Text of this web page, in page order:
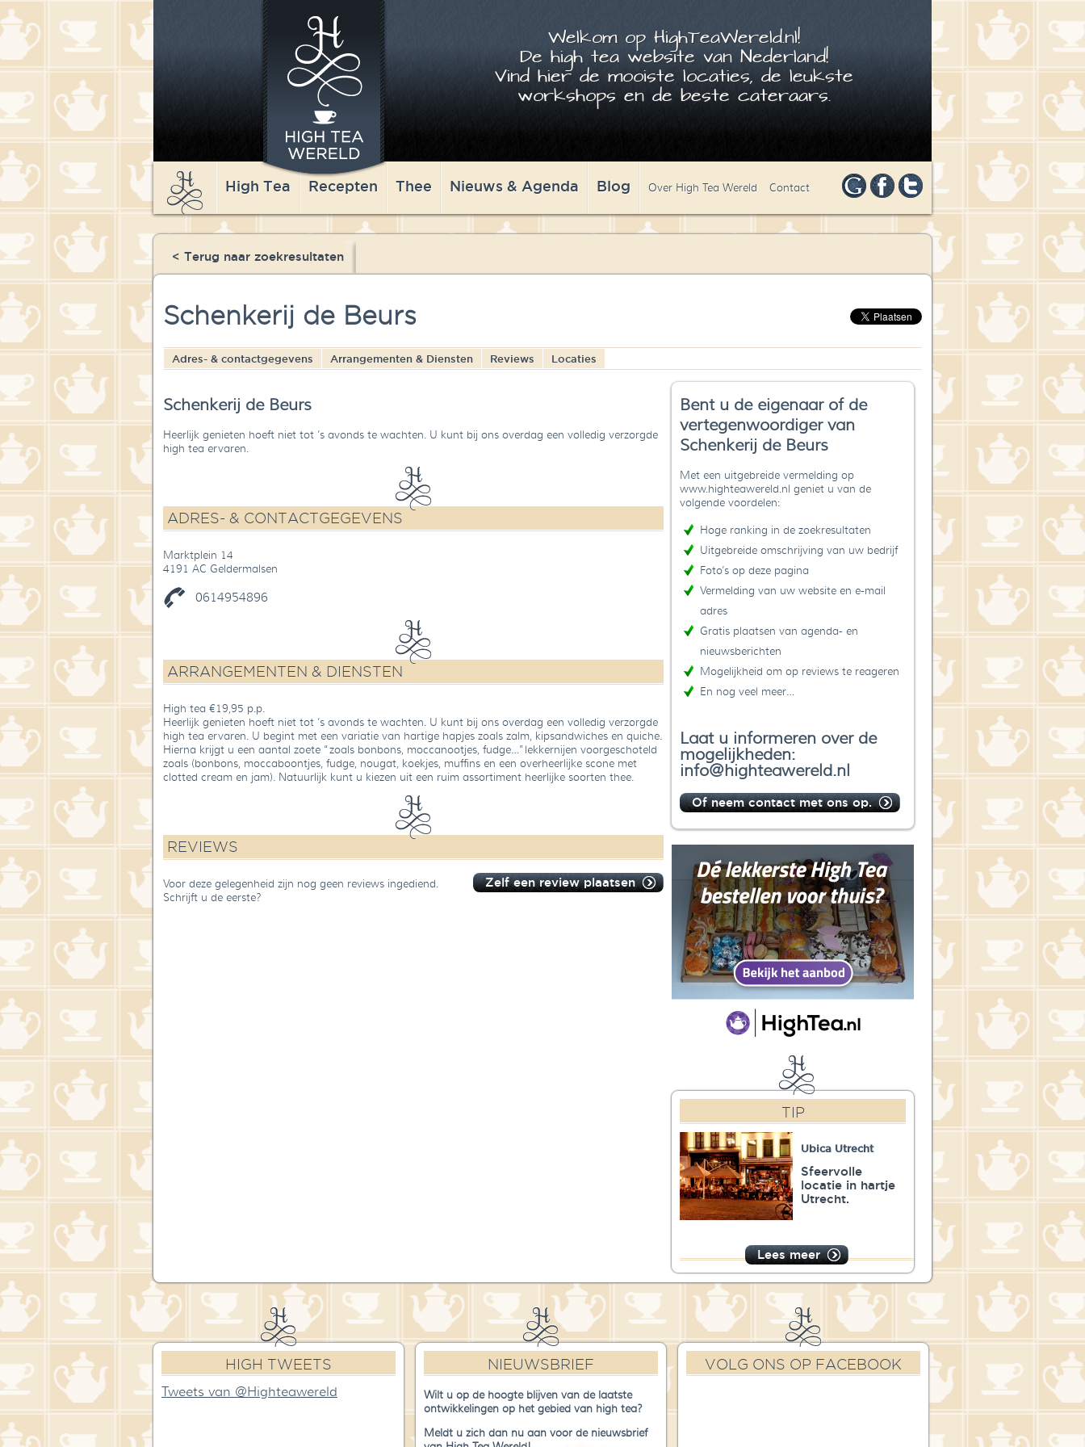
Welkom op HighTeaWereld.nl!
De high tea website van Nederland!
Vind hier de mooiste locaties, de leukste
workshops en de beste cateraars.
High Tea Recepten Thee Nieuws & Agenda Blog Over High Tea Wereld Contact
< Terug naar zoekresultaten
Schenkerij de Beurs
Adres- & contactgegevens Arrangementen & Diensten Reviews Locaties
Bent u de eigenaar of de
vertegenwoordiger van
Schenkerij de Beurs
Met een uitgebreide vermelding op
www.highteawereld.nl geniet u van de
volgende voordelen:
Hoge ranking in de zoekresultaten
Uitgebreide omschrijving van uw bedrijf
Foto’s op deze pagina
Vermelding van uw website en e-mail
adres
Gratis plaatsen van agenda- en
nieuwsberichten
Mogelijkheid om op reviews te reageren
En nog veel meer…
Laat u informeren over de
mogelijkheden:
info@highteawereld.nl
Of neem contact met ons op.
TIP
Ubica Utrecht
Sfeervolle
locatie in hartje
Utrecht.
Lees meer
Schenkerij de Beurs
Heerlijk genieten hoeft niet tot ’s avonds te wachten. U kunt bij ons overdag een volledig verzorgde
high tea ervaren.
ADRES- & CONTACTGEGEVENS
Marktplein 14
4191 AC Geldermalsen
0614954896
ARRANGEMENTEN & DIENSTEN
High tea €19,95 p.p.
Heerlijk genieten hoeft niet tot ’s avonds te wachten. U kunt bij ons overdag een volledig verzorgde
high tea ervaren. U begint met een variatie van hartige hapjes zoals zalm, kipsandwiches en quiche.
Hierna krijgt u een aantal zoete “zoals bonbons, moccanootjes, fudge…”lekkernijen voorgeschoteld
zoals (bonbons, moccaboontjes, fudge, nougat, koekjes, muffins en een overheerlijke scone met
clotted cream en jam). Natuurlijk kunt u kiezen uit een ruim assortiment heerlijke soorten thee.
REVIEWS
Zelf een review plaatsen
Voor deze gelegenheid zijn nog geen reviews ingediend.
Schrijft u de eerste?
HIGH TWEETS
Tweets van @Highteawereld
NIEUWSBRIEF
Wilt u op de hoogte blijven van de laatste
ontwikkelingen op het gebied van high tea?
Meldt u zich dan nu aan voor de nieuwsbrief
VOLG ONS OP FACEBOOK